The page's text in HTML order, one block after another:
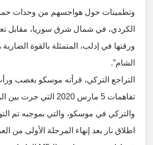
وتطمينات حول هواجسهم من وحدات
الكردي، في شمال شرق سوريا، مقابل
ورقتها في إدلب، المتمثلة بالقوة الضاربة
الشام”.
التراجع التركي، قرأته موسكو بغضب
تفاهمات 5 مارس 2020
والتركي في موسكو، والتي بموجبه تم
اطلاق نار بعد إنهاء المرحلة الأولى من